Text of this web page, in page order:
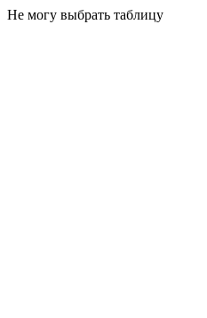
Не могу выбрать таблицу